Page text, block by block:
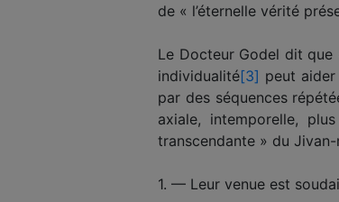
de « l’éternelle vérité
Le Docteur Godel dit que
individualité[3] peut
par des séquences
axiale, intemporelle,
transcendante » du
1. — Leur venue est